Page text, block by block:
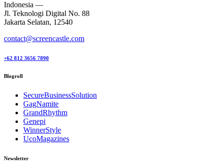
Indonesia —
Jl. Teknologi Digital No. 88
Jakarta Selatan, 12540
contact@screencastle.com
+62 812 3656 7890
Blogroll
SecureBusinessSolution
GagNamite
GrandRhythm
Genepi
WinnerStyle
UcoMagazines
Newsletter